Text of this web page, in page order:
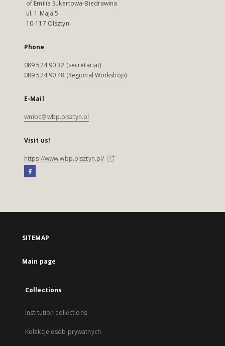
of Emilia Sukertowa-Biedrawina
ul. 1 Maja 5
10-117 Olsztyn
Phone
089 524 90 32 (secretariat)
089 524 90 48 (Regional Workshop)
E-Mail
wmbc@wbp.olsztyn.pl
Visit us!
https://www.wbp.olsztyn.pl/
SITEMAP
Main page
Collections
Institution collections
Kolekcje osób prywatnych